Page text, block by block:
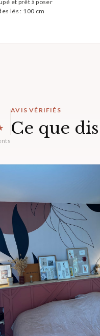
et prêt à poser
lés : 100 cm
AVIS VÉRIFIÉS
Ce que